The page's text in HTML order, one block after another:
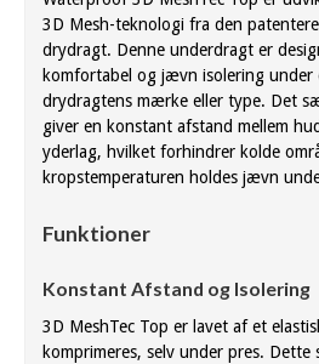
3D Mesh-teknologi fra den
drydragt. Denne underdragt er
komfortabel og jævn isolering under
drydragtens mærke eller type. Det
giver en konstant afstand mellem
yderlag, hvilket forhindrer kolde
kropstemperaturen holdes jævn
Funktioner
Konstant Afstand og Isolering
3D MeshTec Top er lavet af et
komprimeres, selv under pres.